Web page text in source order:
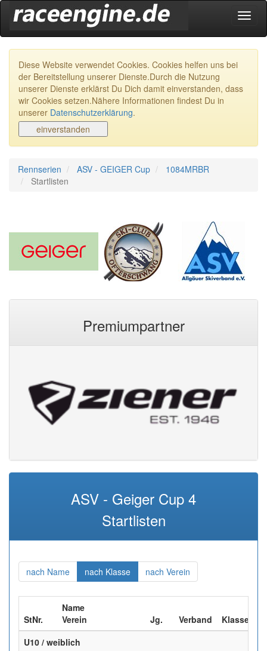
Diese Website verwendet Cookies. Cookies helfen uns bei
der Bereitstellung unserer Dienste.Durch die Nutzung
unserer Dienste erklärst Du Dich damit einverstanden, dass
wir Cookies setzen.Nähere Informationen findest Du in
unserer Datenschutzerklärung.
Rennserien ASV - GEIGER Cup
1084MRBR
Startlisten
Premiumpartner
ASV - Geiger Cup 4
Startlisten
nach Name(aktuell)nach Klasse(aktuell)nach Verein
StNr.
Name
Verein
Jg. Verband
Klasse
U10 / weiblich